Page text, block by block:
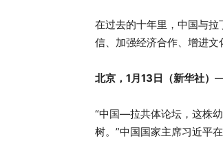
在过去的十年里，中国与
信、加强经济合作、增进文
北京，1月13日（新华社）
“中国—拉共体论坛，这株
树。”中国国家主席习近平